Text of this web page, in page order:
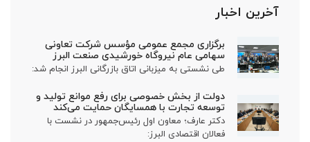
آخرین اخبار
برگزاری مجمع عمومی مؤسس شرکت تعاونی
سهامی عام نیروگاه خورشیدی صنعت البرز
طی نشستی به میزبانی اتاق بازرگانی البرز انجام شد:
دولت از بخش خصوصی برای رفع موانع تولید و
توسعه تجارت با همسایگان حمایت می‌کند
دکتر عارف؛ معاون اول رئیس‌جمهور در نشست با
فعالان اقتصادی البرز: